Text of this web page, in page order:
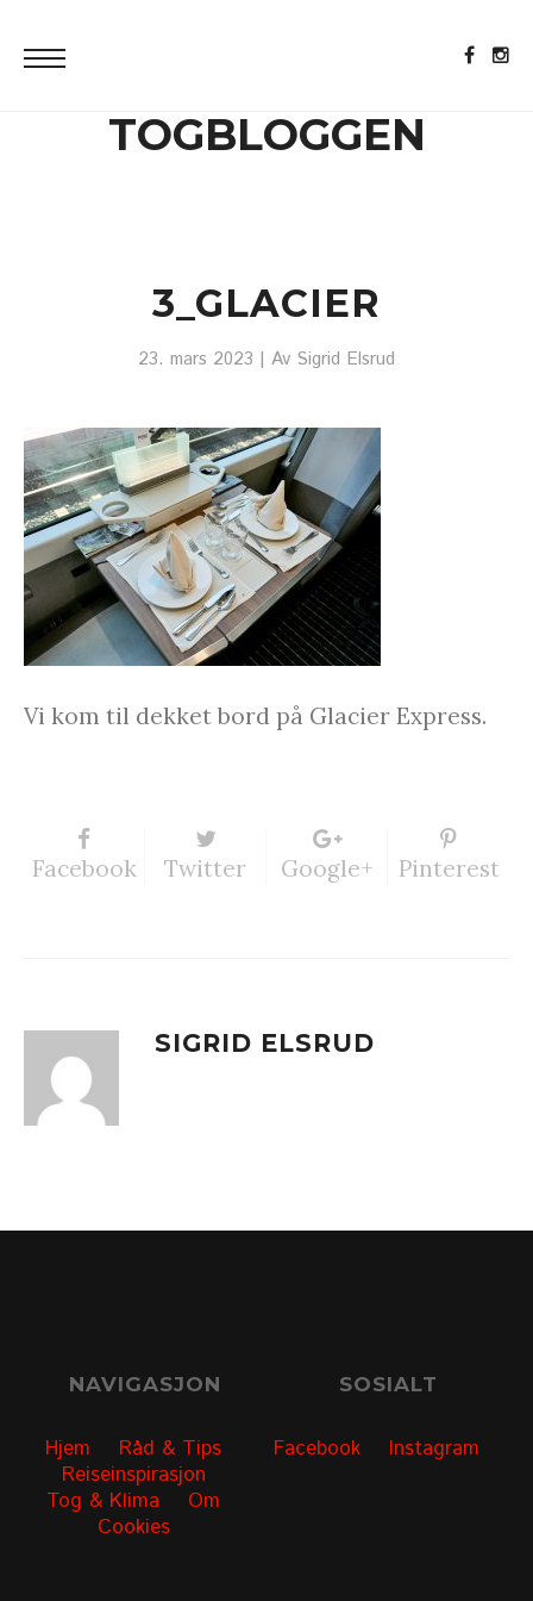
TOGBLOGGEN
3_GLACIER
23. mars 2023 | Av Sigrid Elsrud
Vi kom til dekket bord på Glacier Express.
Facebook Twitter Google+ Pinterest
SIGRID ELSRUD
NAVIGASJON
Hjem
Råd & Tips
Reiseinspirasjon
Tog & Klima
Om
Cookies
SOSIALT
Facebook Instagram